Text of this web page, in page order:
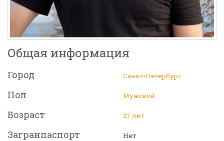
Общая информация
Город Санкт-Петербург
Пол Мужской
Возраст 27 лет
Загранпаспорт Нет